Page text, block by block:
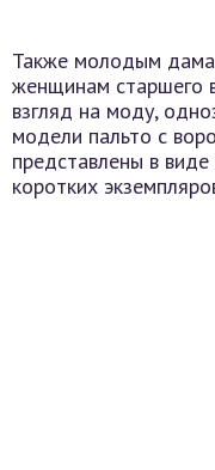
Также молодым
женщинам старшего
взгляд на моду,
модели пальто с
представлены в
коротких